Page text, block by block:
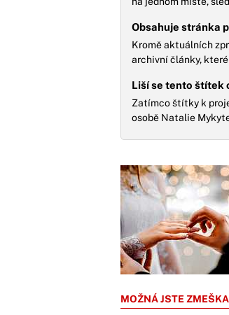
Obsahuje stránka
Kromě aktuálních
archivní články,
Liší se tento štítek
Zatímco štítky k
osobě Natalie
MOŽNÁ JSTE